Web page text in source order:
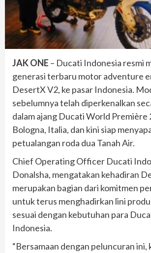
JAK ONE – Ducati Indonesia resmi
generasi terbaru motor adventure
DesertX V2, ke pasar Indonesia.
sebelumnya telah diperkenalkan
dalam ajang Ducati World Première
Bologna, Italia, dan kini siap
petualangan roda dua Tanah Air.
Chief Operating Officer Ducati
Donalsha, mengatakan kehadiran
merupakan bagian dari komitmen
untuk terus menghadirkan lini
sesuai dengan kebutuhan para
Indonesia.
“Bersamaan dengan peluncuran ini,